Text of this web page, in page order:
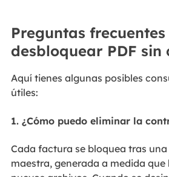
Preguntas
desbloquear PDF sin
Aquí tienes algunas posibles
útiles:
1. ¿Cómo puedo eliminar la
Cada factura se bloquea tras
maestra, generada a medida que